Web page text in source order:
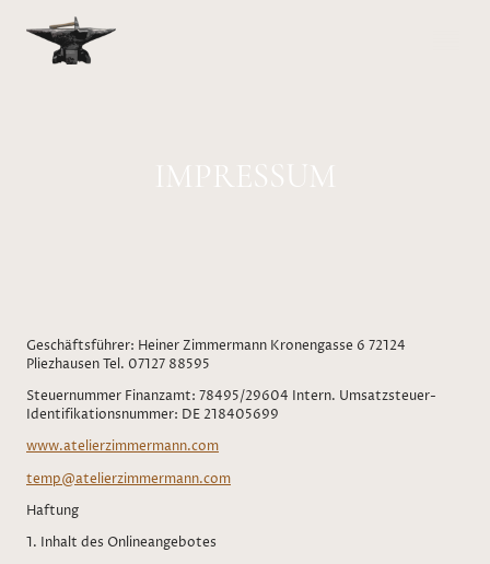
IMPRESSUM
Geschäftsführer: Heiner Zimmermann Kronengasse 6 72124
Pliezhausen Tel. 07127 88595
Steuernummer Finanzamt: 78495/29604 Intern. Umsatzsteuer-
Identifikationsnummer: DE 218405699
www.atelierzimmermann.com
temp@atelierzimmermann.com
Haftung
1. Inhalt des Onlineangebotes